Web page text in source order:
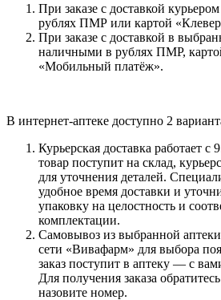
При заказе с доставкой
рублях ПМР или картой
При заказе с доставкой в
наличными в рублях ПМР,
«Мобильный платёж».
В интернет-аптеке доступно 2
Курьерская доставка работает с
товар поступит на склад,
для уточнения деталей.
удобное время доставки и
упаковку на целостность и
комплектации.
Самовывоз из выбранной
сети «Вивафарм» для выбора
заказ поступит в аптеку — с
Для получения заказа
назовите номер.